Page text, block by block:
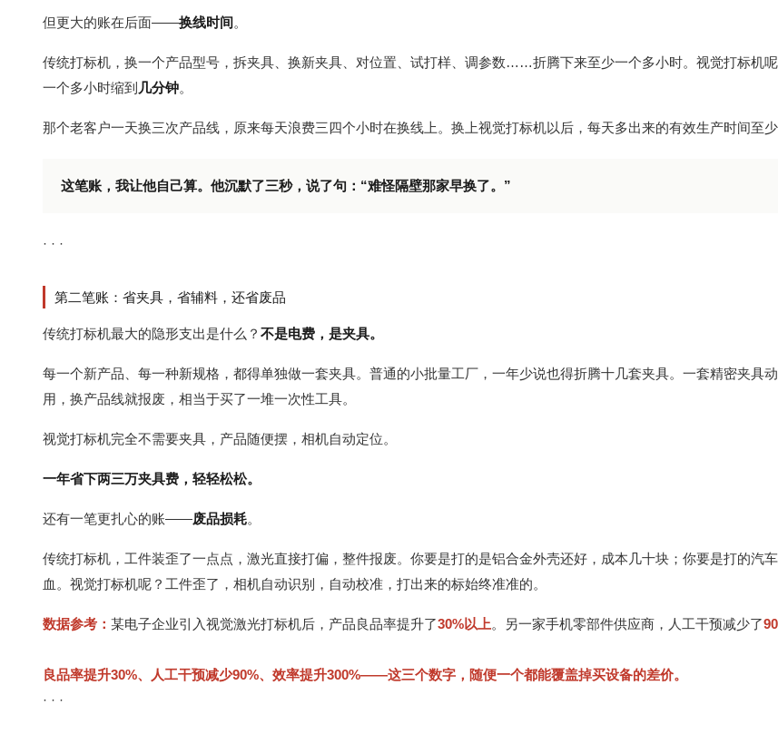
但更大的账在后面——换线时间。
传统打标机，换一个产品型号，拆夹具、换新夹具、对位置、试打样、调参数……折腾下来至少一个多小时。视觉打标机
一个多小时缩到 几分钟。
那个老客户一天换三次产品线，原来每天浪费三四个小时在换线上。换上视觉打标机以后，每天多出来的有效生产时间至
这笔账，我让他自己算。他沉默了三秒，说了句：“难怪隔壁那家早换了。”
· · ·
第二笔账：省夹具，省辅料，还省废品
传统打标机最大的隐形支出是什么？ 不是电费，是夹具。
每一个新产品、每一种新规格，都得单独做一套夹具。普通的小批量工厂，一年少说也得折腾十几套夹具。一套精密夹具
用，换产品线就报废，相当于买了一堆一次性工具。
视觉打标机完全不需要夹具，产品随便摆，相机自动定位。
一年省下两三万夹具费，轻轻松松。
还有一笔更扎心的账——废品损耗。
传统打标机，工件装歪了一点点，激光直接打偏，整件报废。你要是打的是铝合金外壳还好，成本几十块；你要是打的汽
血。视觉打标机呢？工件歪了，相机自动识别，自动校准，打出来的标始终准准的。
数据参考： 某电子企业引入视觉激光打标机后，产品良品率提升了30%以上。另一家手机零部件供应商，人工干预减少了
良品率提升30%、人工干预减少90%、效率提升300%——这三个数字，随便一个都能覆盖掉买设备的差价。
· · ·